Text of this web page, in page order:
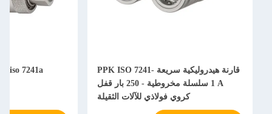
قارنة هيدروليكية سريعة PPK ISO 7241-
1 A سلسلة مخروطية - 250 بار قفل
كروي فولاذي للآلات الثقيلة